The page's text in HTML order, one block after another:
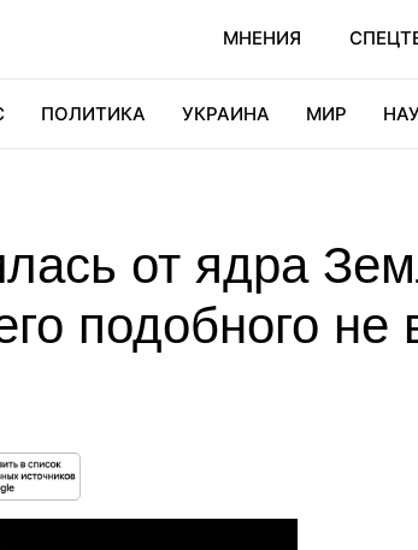
МНЕНИЯ
ПОЛИТИКА УКРАИНА МИР
от ядра
подобного не